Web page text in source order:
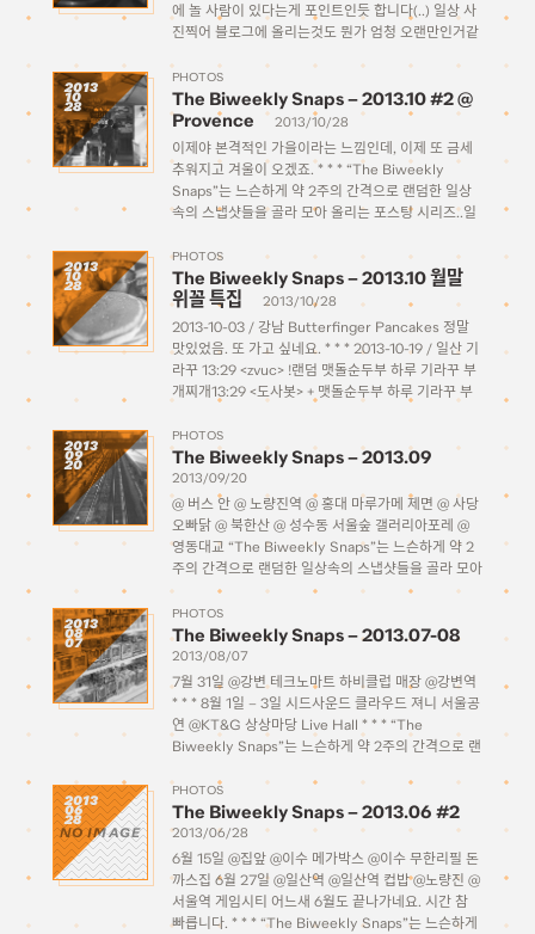
에 놀 사람이 있다는게 포인트인듯 합니다(..) 일상 사
진찍어 블로그에 올리는것도 뭔가 엄청 오랜만인거같
(애초부터 없었지만) 대충 찍어와서 보니 초점도 안
[…]
2013
10
28
PHOTOS
The Biweekly Snaps – 2013.10 #2 @
Provence
2013/10/28
이제야 본격적인 가을이라는 느낌인데, 이제 또 금세
추워지고 겨울이 오겠죠. * * * “The Biweekly
Snaps”는 느슨하게 약 2주의 간격으로 랜덤한 일상
속의 스냅샷들을 골라 모아 올리는 포스팅 시리즈..일
2013
10
28
PHOTOS
The Biweekly Snaps – 2013.10 월말
위꼴 특집
2013/10/28
2013-10-03 / 강남 Butterfinger Pancakes 정말
맛있었음. 또 가고 싶네요. * * * 2013-10-19 / 일산 기
라꾸 13:29 <zvuc> !랜덤 맷돌순두부 하루 기라꾸 부
개찌개13:29 <도사봇> + 맷돌순두부 하루 기라꾸 부
———— +13:29 <도사봇> + […]
2013
09
20
PHOTOS
The Biweekly Snaps – 2013.09
2013/09/20
@ 버스 안 @ 노량진역 @ 홍대 마루가메 제면 @ 사당
오빠닭 @ 북한산 @ 성수동 서울숲 갤러리아포레 @
영동대교 “The Biweekly Snaps”는 느슨하게 약 2
주의 간격으로 랜덤한 일상속의 스냅샷들을 골라 모아
올리는 포스팅 시리즈..일 터였는데 주인장이 게을러
서 사진을 많이 […]
2013
08
07
PHOTOS
The Biweekly Snaps – 2013.07-08
2013/08/07
7월 31일 @강변 테크노마트 하비클럽 매장 @강변역
* * * 8월 1일 – 3일 시드사운드 클라우드 져니 서울공
연 @KT&G 상상마당 Live Hall * * * “The
Biweekly Snaps”는 느슨하게 약 2주의 간격으로 랜
시리즈입니다.
NO IMAGE
2013
06
28
PHOTOS
The Biweekly Snaps – 2013.06 #2
2013/06/28
6월 15일 @집앞 @이수 메가박스 @이수 무한리필 돈
까스집 6월 27일 @일산역 @일산역 컵밥 @노량진 @
서울역 게임시티 어느새 6월도 끝나가네요. 시간 참
빠릅니다. * * * “The Biweekly Snaps”는 느슨하게